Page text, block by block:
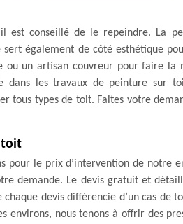
est conseillé de le repeindre. La
également de côté esthétique
ou un artisan couvreur pour faire la
dans les travaux de peinture sur
tous types de toit. Faites votre
toit
pour le prix d’intervention de notre
demande. Le devis gratuit et
devis différencie d’un cas de
environs, nous tenons à offrir des